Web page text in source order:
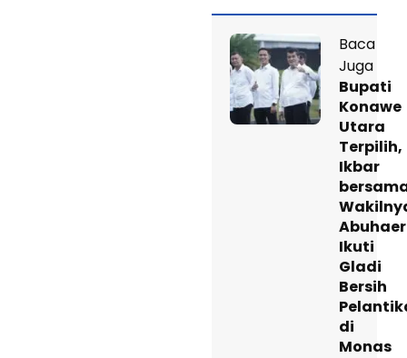
Baca
Juga
Bupati
Konawe
Utara
Terpilih,
Ikbar
Ikuti
Gladi
Bersih
di
Monas